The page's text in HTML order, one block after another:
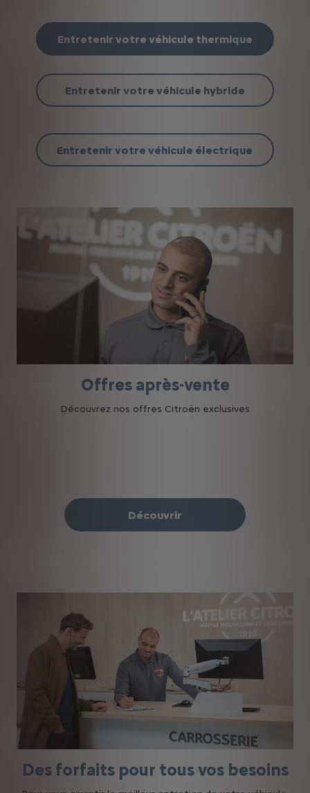
Entretenir votre véhicule thermique
Entretenir votre véhicule hybride
Entretenir votre véhicule électrique
Offres après-vente
Découvrez nos offres Citroën exclusives
Découvrir
Des forfaits pour tous vos besoins